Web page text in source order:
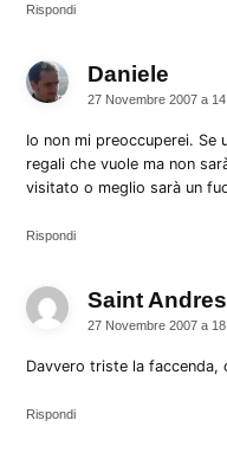
Rispondi
Daniele
27 Novembre 2007 a
Io non mi preoccuperei.
regali che vuole ma non
visitato o meglio sarà un
Rispondi
Saint Andres
27 Novembre 2007 a
Davvero triste la faccenda,
Rispondi